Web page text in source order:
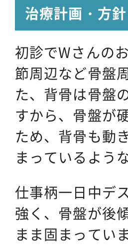
治療計画・方針
初診でWさんの
節周辺など骨盤
た、背骨は骨盤
すから、骨盤が
ため、背骨も動
まっているよう
仕事柄一日中デ
強く、骨盤が後
まま固まってい